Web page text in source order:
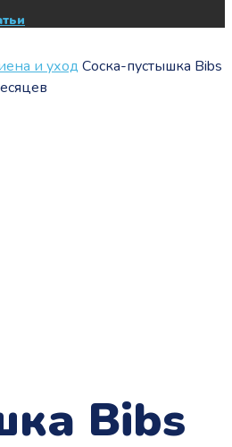
и уход Соска-пустышка Bibs
Bibs